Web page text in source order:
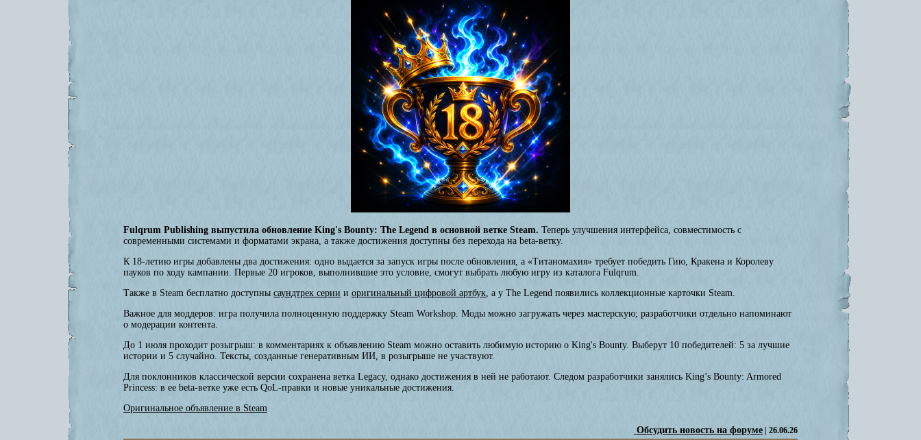
Fulqrum Publishing выпустила обновление King's Bounty: The Legend в основной ветке Steam. Теперь улучшения интерфейса, совместимость с
современными системами и форматами экрана, а также достижения доступны без перехода на beta-ветку.
К 18-летию игры добавлены два достижения: одно выдается за запуск игры после обновления, а «Титаномахия» требует победить Гию, Кракена и Королеву
пауков по ходу кампании. Первые 20 игроков, выполнившие это условие, смогут выбрать любую игру из каталога Fulqrum.
Также в Steam бесплатно доступны саундтрек серии и оригинальный цифровой артбук , а у The Legend появились коллекционные карточки Steam.
Важное для моддеров: игра получила полноценную поддержку Steam Workshop. Моды можно загружать через мастерскую; разработчики отдельно напоминают
о модерации контента.
До 1 июля проходит розыгрыш: в комментариях к объявлению Steam можно оставить любимую историю о King's Bounty. Выберут 10 победителей: 5 за лучшие
истории и 5 случайно. Тексты, созданные генеративным ИИ, в розыгрыше не участвуют.
Для поклонников классической версии сохранена ветка Legacy, однако достижения в ней не работают. Следом разработчики занялись King’s Bounty: Armored
Princess: в ее beta-ветке уже есть QoL-правки и новые уникальные достижения.
Оригинальное объявление в Steam
Обсудить новость на форуме | 26.06.26